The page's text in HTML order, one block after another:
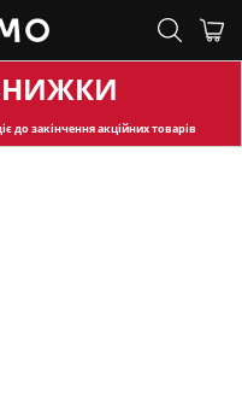
до закінчення акційних товарів